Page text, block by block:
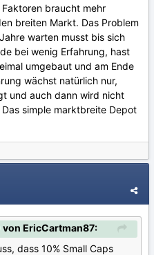
braucht mehr
breiten Markt. Das Problem
warten musst bis sich
bei wenig Erfahrung, hast
umgebaut und am Ende
wächst natürlich nur,
und auch dann wird nicht
simple marktbreite Depot
EricCartman87:
dass 10% Small Caps